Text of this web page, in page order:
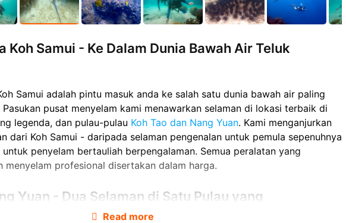
Koh Samui - Ke Dalam Dunia Bawah Air Teluk
Samui adalah pintu masuk anda ke salah satu dunia bawah air paling
pusat menyelam kami menawarkan selaman di lokasi terbaik di
legenda, dan pulau-pulau Koh Tao dan Nang Yuan. Kami menganjurkan
dari Koh Samui - daripada selaman pengenalan untuk pemula sepenuhnya
penyelam bertauliah berpengalaman. Semua peralatan yang
menyelam profesional disertakan dalam harga.
Yuan - Dua Selaman di Satu Pulau yang
Read more